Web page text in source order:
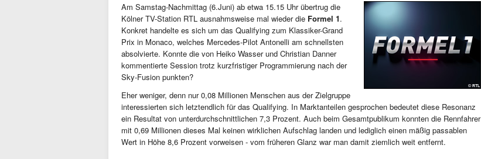
Am Samstag-Nachmittag (6.Juni) ab etwa 15.15 Uhr übertrug die
Kölner TV-Station RTL ausnahmsweise mal wieder die Formel 1.
Konkret handelte es sich um das Qualifying zum Klassiker-Grand
Prix in Monaco, welches Mercedes-Pilot Antonelli am schnellsten
absolvierte. Konnte die von Heiko Wasser und Christian Danner
kommentierte Session trotz kurzfristiger Programmierung nach der
Sky-Fusion punkten?
Eher weniger, denn nur 0,08 Millionen Menschen aus der Zielgruppe
interessierten sich letztendlich für das Qualifying. In Marktanteilen gesprochen bedeutet diese Resonanz
ein Resultat von unterdurchschnittlichen 7,3 Prozent. Auch beim Gesamtpublikum konnten die Rennfahrer
mit 0,69 Millionen dieses Mal keinen wirklichen Aufschlag landen und lediglich einen mäßig passablen
Wert in Höhe 8,6 Prozent vorweisen - vom früheren Glanz war man damit ziemlich weit entfernt.